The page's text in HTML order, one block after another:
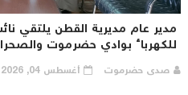
عام مديرية القطن يلتقي نائب
بوادي حضرموت والصحراء
صدى حضرموت أغسطس 04, 2026